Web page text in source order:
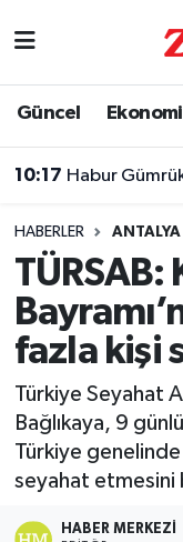
Güncel Ekonomi
10:17 Habur Gümrük
HABERLER ANTALYA
TÜRSAB:
fazla kişi
Türkiye Seyahat
Bağlıkaya, 9
Türkiye
seyahat etmesini
HABER MERKEZI
Nöbetçi
Trafik Durumu
Süper Lig
Tüm
Son Dakika
Haber Arşivi